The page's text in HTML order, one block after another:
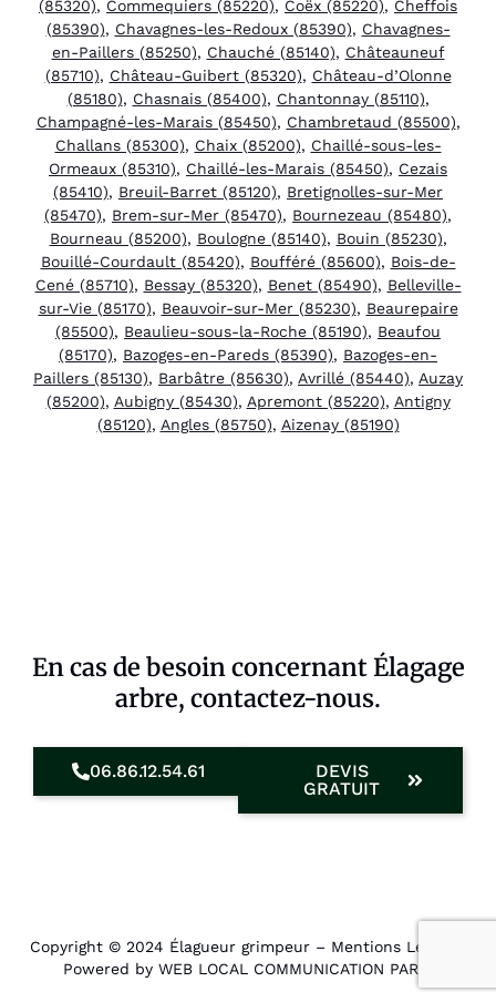
(85320), Commequiers (85220), Coëx (85220), Cheffois
(85390), Chavagnes-les-Redoux (85390), Chavagnes-
en-Paillers (85250), Chauché (85140), Châteauneuf
(85710), Château-Guibert (85320), Château-d’Olonne
(85180), Chasnais (85400), Chantonnay (85110),
Champagné-les-Marais (85450), Chambretaud (85500),
Challans (85300), Chaix (85200), Chaillé-sous-les-
Ormeaux (85310), Chaillé-les-Marais (85450), Cezais
(85410), Breuil-Barret (85120), Bretignolles-sur-Mer
(85470), Brem-sur-Mer (85470), Bournezeau (85480),
Bourneau (85200), Boulogne (85140), Bouin (85230),
Bouillé-Courdault (85420), Boufféré (85600), Bois-de-
Cené (85710), Bessay (85320), Benet (85490), Belleville-
sur-Vie (85170), Beauvoir-sur-Mer (85230), Beaurepaire
(85500), Beaulieu-sous-la-Roche (85190), Beaufou
(85170), Bazoges-en-Pareds (85390), Bazoges-en-
Paillers (85130), Barbâtre (85630), Avrillé (85440), Auzay
(85200), Aubigny (85430), Apremont (85220), Antigny
(85120), Angles (85750), Aizenay (85190)
En cas de besoin concernant Élagage
arbre, contactez-nous.
06.86.12.54.61
DEVIS
GRATUIT
Copyright © 2024 Élagueur grimpeur – Mentions Légales
Powered by WEB LOCAL COMMUNICATION PARIS